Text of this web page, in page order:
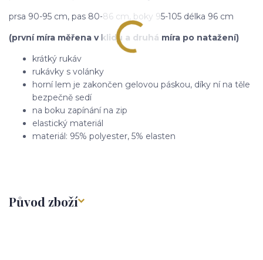
prsa 90-95 cm, pas 80-86 cm, boky 95-105 délka 96 cm
(první míra měřena v klidu a druhá míra po natažení)
krátký rukáv
rukávky s volánky
horní lem je zakončen gelovou páskou, díky ní na těle
bezpečně sedí
na boku zapínání na zip
elastický materiál
materiál: 95% polyester, 5% elasten
Původ zboží